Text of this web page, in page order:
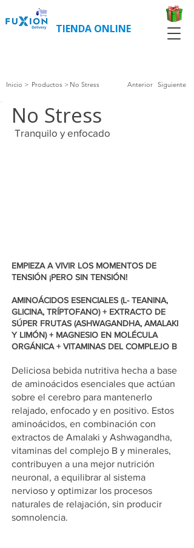
TIENDA ONLINE
Inicio > Productos > No Stress Anterior Siguiente
No Stress
Tranquilo y enfocado
EMPIEZA A VIVIR LOS MOMENTOS DE
TENSIÓN ¡PERO SIN TENSIÓN!
AMINOÁCIDOS ESENCIALES (L- TEANINA,
GLICINA, TRÍPTOFANO) + EXTRACTO DE
SÚPER FRUTAS (ASHWAGANDHA, AMALAKI
Y LIMÓN) + MAGNESIO EN MOLÉCULA
ORGÁNICA + VITAMINAS DEL COMPLEJO B
Deliciosa bebida nutritiva hecha a base
de aminoácidos esenciales que actúan
sobre el cerebro para mantenerlo
relajado, enfocado y en positivo. Estos
aminoácidos, en combinación con
extractos de Amalaki y Ashwagandha,
vitaminas del complejo B y minerales,
contribuyen a una mejor nutrición
neuronal, a equilibrar al sistema
nervioso y optimizar los procesos
naturales de relajación, sin producir
somnolencia.